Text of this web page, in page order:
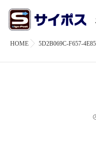
HOME 5D2B069C-F657-